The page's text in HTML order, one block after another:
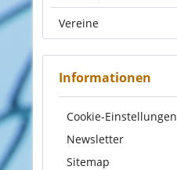
Vereine
Informationen
Cookie-Einstellungen
Newsletter
Sitemap